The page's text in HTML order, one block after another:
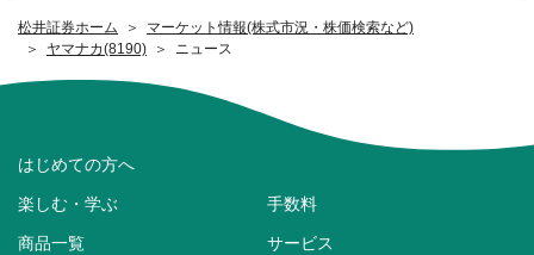
松井証券ホーム
マーケット情報(株式市況・株価検索など)
ヤマナカ(8190)
ニュース
はじめての方へ
楽しむ・学ぶ 手数料
商品一覧 サービス